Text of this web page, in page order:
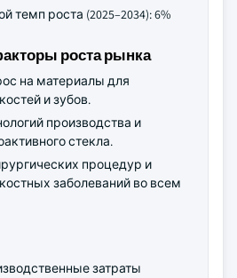
темп роста (2025–2034): 6%
роста рынка
на материалы для
и зубов.
производства и
стекла.
процедур и
заболеваний во всем
затраты